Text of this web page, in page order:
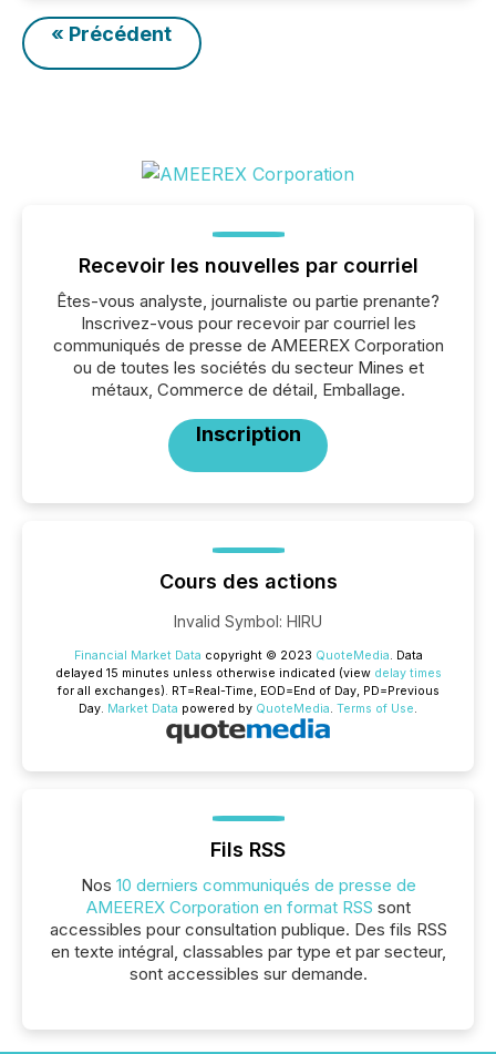
« Précédent
Recevoir les nouvelles par courriel
Êtes-vous analyste, journaliste ou partie prenante?
Inscrivez-vous pour recevoir par courriel les
communiqués de presse de AMEEREX Corporation
ou de toutes les sociétés du secteur Mines et
métaux, Commerce de détail, Emballage.
Inscription
Cours des actions
Invalid Symbol: HIRU
Financial Market Data copyright © 2023 QuoteMedia. Data
delayed 15 minutes unless otherwise indicated (view delay times
for all exchanges). RT=Real-Time, EOD=End of Day, PD=Previous
Day. Market Data powered by QuoteMedia. Terms of Use.
Fils RSS
Nos 10 derniers communiqués de presse de
AMEEREX Corporation en format RSS sont
accessibles pour consultation publique. Des fils RSS
en texte intégral, classables par type et par secteur,
sont accessibles sur demande.